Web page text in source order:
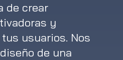
de crear
y
usuarios. Nos
de una